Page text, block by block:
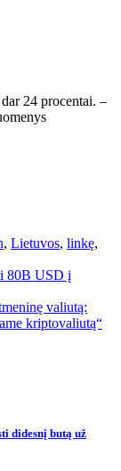
24 procentai. –
, Lietuvos, linkę,
80B USD į
valiutą:
kriptovaliutą“
didesnį butą už